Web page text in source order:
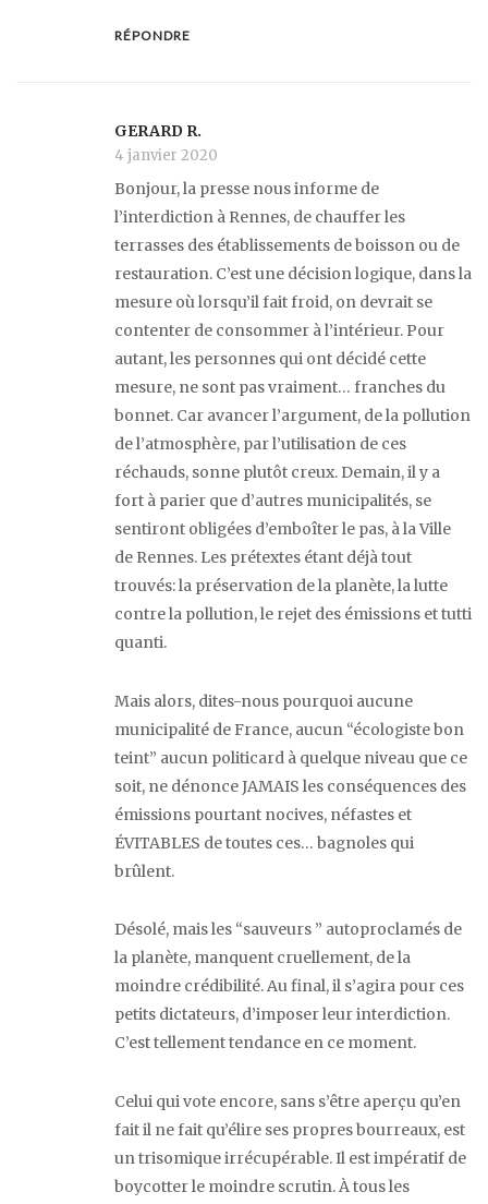
RÉPONDRE
GERARD R.
4 janvier 2020
Bonjour, la presse nous informe de
l’interdiction à Rennes, de chauffer les
terrasses des établissements de boisson ou de
restauration. C’est une décision logique, dans la
mesure où lorsqu’il fait froid, on devrait se
contenter de consommer à l’intérieur. Pour
autant, les personnes qui ont décidé cette
mesure, ne sont pas vraiment… franches du
bonnet. Car avancer l’argument, de la pollution
de l’atmosphère, par l’utilisation de ces
réchauds, sonne plutôt creux. Demain, il y a
fort à parier que d’autres municipalités, se
sentiront obligées d’emboîter le pas, à la Ville
de Rennes. Les prétextes étant déjà tout
trouvés: la préservation de la planète, la lutte
contre la pollution, le rejet des émissions et tutti
quanti.
Mais alors, dites-nous pourquoi aucune
municipalité de France, aucun “écologiste bon
teint” aucun politicard à quelque niveau que ce
soit, ne dénonce JAMAIS les conséquences des
émissions pourtant nocives, néfastes et
ÉVITABLES de toutes ces… bagnoles qui
brûlent.
Désolé, mais les “sauveurs ” autoproclamés de
la planète, manquent cruellement, de la
moindre crédibilité. Au final, il s’agira pour ces
petits dictateurs, d’imposer leur interdiction.
C’est tellement tendance en ce moment.
Celui qui vote encore, sans s’être aperçu qu’en
fait il ne fait qu’élire ses propres bourreaux, est
un trisomique irrécupérable. Il est impératif de
boycotter le moindre scrutin. À tous les